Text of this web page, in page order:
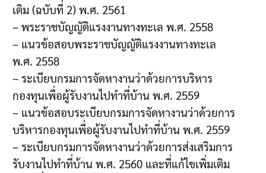
เติม (ฉบับที่ 2) พ.ศ. 2561
– พระราชบัญญัติแรงงานทางทะเล พ.ศ. 2558
– แนวข้อสอบพระราชบัญญัติแรงงานทางทะเล
พ.ศ. 2558
– ระเบียบกรมการจัดหางานว่าด้วยการบริหาร
กองทุนเพื่อผู้รับงานไปทำที่บ้าน พ.ศ. 2559
– แนวข้อสอบระเบียบกรมการจัดหางานว่าด้วยการ
บริหารกองทุนเพื่อผู้รับงานไปทำที่บ้าน พ.ศ. 2559
– ระเบียบกรมการจัดหางานว่าด้วยการส่งเสริมการ
รับงานไปทำที่บ้าน พ.ศ. 2560 และที่แก้ไขเพิ่มเติม